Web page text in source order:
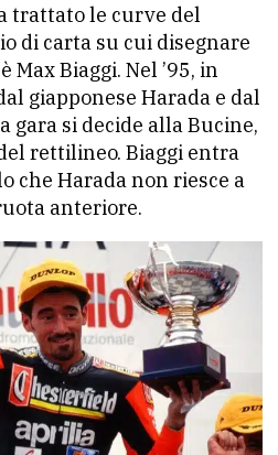
trattato le curve del
di carta su cui disegnare
Biaggi. Nel ’95, in
giapponese Harada e dal
gara si decide alla Bucine,
rettilineo. Biaggi entra
che Harada non riesce a
anteriore.